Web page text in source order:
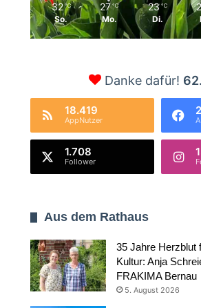
32 ℃
So.
27 ℃
Mo.
23 ℃
Di.
Danke dafür!
18.419
AppNutzer
1.708
Follower
Aus dem Rathaus
35 Jahre Herzblut
Kultur: Anja
FRAKIMA Bernau
5. August 2026